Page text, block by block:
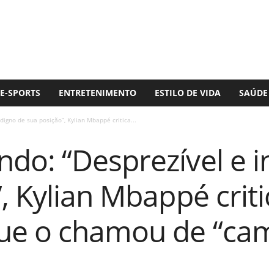
E-SPORTS ENTRETENIMENTO ESTILO DE VIDA SAÚDE
de sua posição”, Kylian Mbappé critica...
“Desprezível e
Kylian Mbappé
o chamou de